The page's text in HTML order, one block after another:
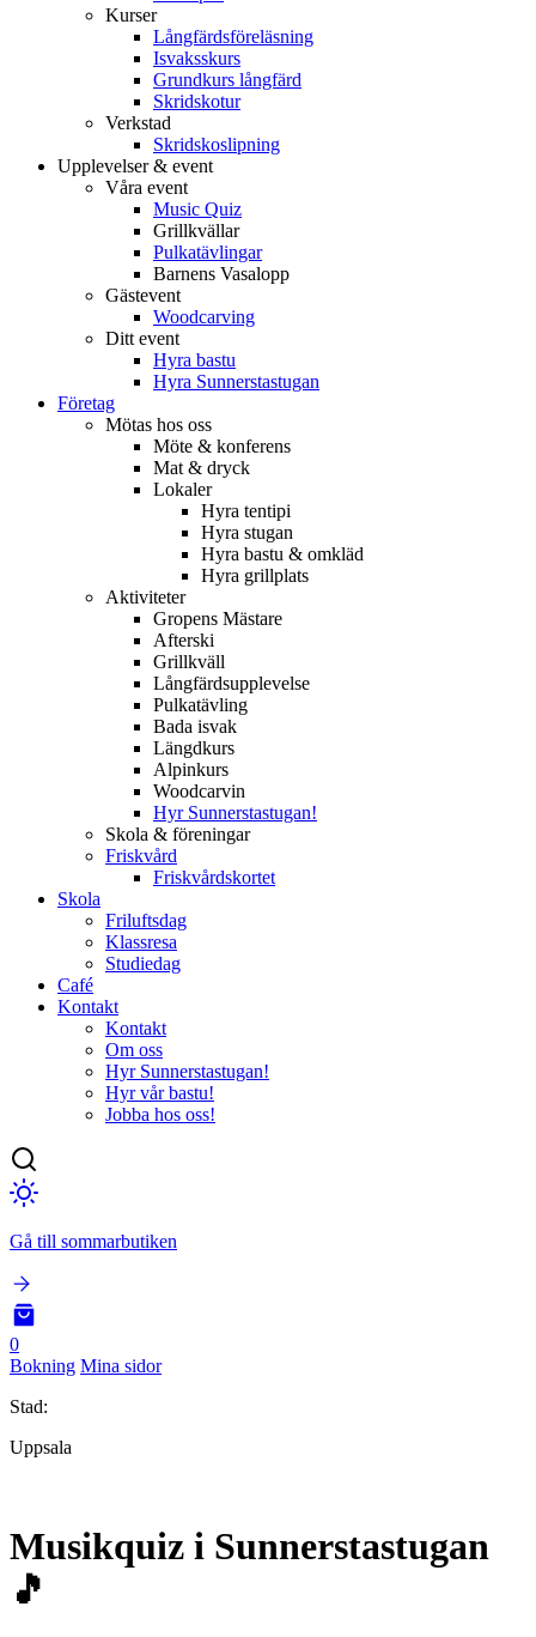
Kurser
Långfärdsföreläsning
Isvaksskurs
Grundkurs långfärd
Skridskotur
Verkstad
Skridskoslipning
Upplevelser & event
Våra event
Music Quiz
Grillkvällar
Pulkatävlingar
Barnens Vasalopp
Gästevent
Woodcarving
Ditt event
Hyra bastu
Hyra Sunnerstastugan
Företag
Mötas hos oss
Möte & konferens
Mat & dryck
Lokaler
Hyra tentipi
Hyra stugan
Hyra bastu & omkläd
Hyra grillplats
Aktiviteter
Gropens Mästare
Afterski
Grillkväll
Långfärdsupplevelse
Pulkatävling
Bada isvak
Längdkurs
Alpinkurs
Woodcarvin
Hyr Sunnerstastugan!
Skola & föreningar
Friskvård
Friskvårdskortet
Skola
Friluftsdag
Klassresa
Studiedag
Café
Kontakt
Kontakt
Om oss
Hyr Sunnerstastugan!
Hyr vår bastu!
Jobba hos oss!
Gå till sommarbutiken
0
Bokning Mina sidor
Stad:
Uppsala
Musikquiz i Sunnerstastugan
🎵